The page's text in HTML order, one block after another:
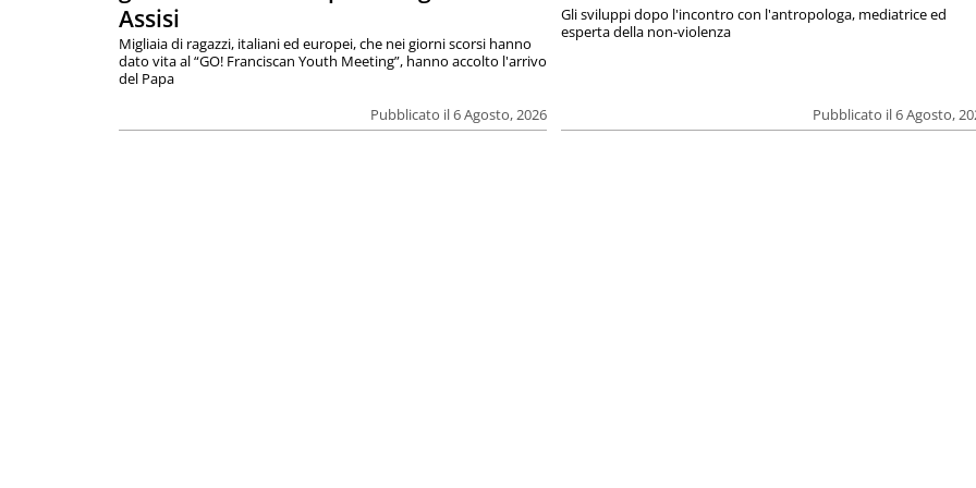
Assisi
Pubblicato il 6 Agosto, 2026
Migliaia di ragazzi, italiani ed europei, che nei giorni scorsi hanno
dato vita al “GO! Franciscan Youth Meeting”, hanno accolto l'arrivo
del Papa
Pubblicato il 6 Agosto,
Gli sviluppi dopo l'incontro con l'antropologa, mediatrice ed
esperta della non-violenza